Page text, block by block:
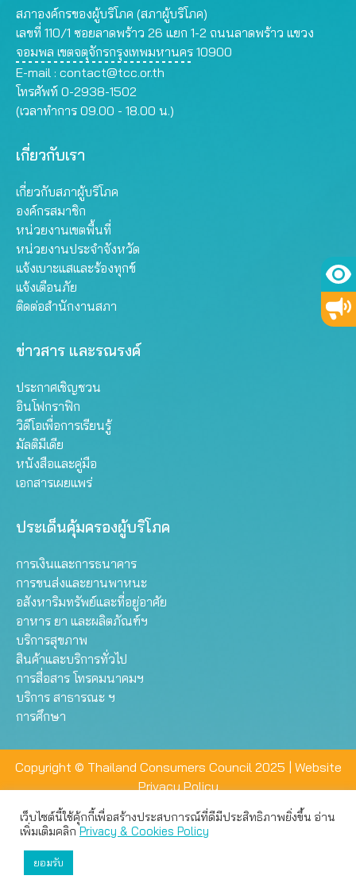
สภาองค์กรของผู้บริโภค (สภาผู้บริโภค)
เลขที่ 110/1 ซอยลาดพร้าว 26 แยก 1-2 ถนนลาดพร้าว แขวง
จอมพล เขตจตุจักรกรุงเทพมหานคร 10900
E-mail : contact@tcc.or.th
โทรศัพท์ 0-2938-1502
(เวลาทำการ 09.00 - 18.00 น.)
เกี่ยวกับเรา
เกี่ยวกับสภาผู้บริโภค
องค์กรสมาชิก
หน่วยงานเขตพื้นที่
หน่วยงานประจำจังหวัด
แจ้งเบาะแสและร้องทุกข์
แจ้งเตือนภัย
ติดต่อสำนักงานสภา
ข่าวสาร และรณรงค์
ประกาศเชิญชวน
อินโฟกราฟิก
วิดีโอเพื่อการเรียนรู้
มัลติมีเดีย
หนังสือและคู่มือ
เอกสารเผยแพร่
ประเด็นคุ้มครองผู้บริโภค
การเงินและการธนาคาร
การขนส่งและยานพาหนะ
อสังหาริมทรัพย์และที่อยู่อาศัย
อาหาร ยา และผลิตภัณฑ์ฯ
บริการสุขภาพ
สินค้าและบริการทั่วไป
การสื่อสาร โทรคมนาคมฯ
บริการ สาธารณะ ฯ
การศึกษา
Copyright © Thailand Consumers Council 2025 | Website
Privacy Policy
เว็บไซต์นี้ใช้คุ้กกี้เพื่อสร้างประสบการณ์ที่ดีมีประสิทธิภาพยิ่งขึ้น อ่าน
เพิ่มเติมคลิกPrivacy & Cookies Policy
ยอมรับ
เว็บไซต์นี้ใช้คุกกี้เพื่อมอบประสบการณ์การใช้งานที่ดีให้แก่ท่าน คุณ
สามารถเลือกตั้งค่าความเป็นส่วนตัวได้
ยอมรับทั้งหมด